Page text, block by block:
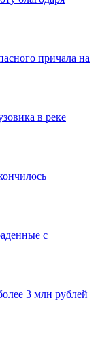
причала на
в реке
с
3 млн рублей